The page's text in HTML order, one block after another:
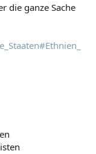
die ganze Sache